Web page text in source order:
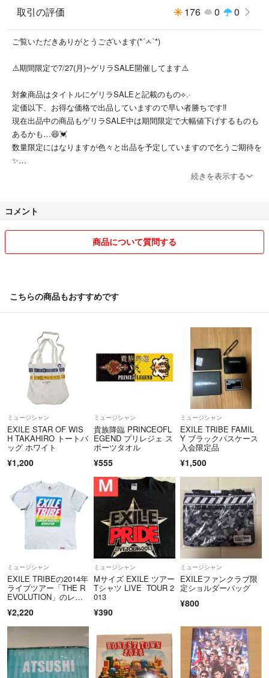
加減、お使いの端末により見え方が実物と多少異なってしまう事もありま
す。ご理解願います。
※他アプリ等でも出品しているので、売切れ次第削除しております
他にも色々出品してます。
#ℝ𝕀𝕄𝔸'sshop
#ℝ𝕀𝕄𝔸'sshopグッズ ←で検索してみてください‎𖤐 ̖́-
#EXILE #LIVE #ソロツアー
鑑賞 保管 コレクション
#ツアーグッズ #ライブ #ライブグッズ
#推し活 #推し #推しグッズ
#メンプロ #LDH #居酒屋えぐざいる #縁日
取引の評価 176 0 0
ご覧いただきありがとうございます(*´ㅅ`*)
⚠️期間限定で7/27(月)~ゲリラSALE開催してます⚠️
対象商品はタイトルにゲリラSALEと記載のもの⟡.·
定価以下、お得な価格で出品していますので早い者勝ちです‼️
現在出品中の商品もゲリラSALE中は期間限定で大幅値下げするものも
あるかも…😆💓
数量限定にはなりますが色々と出品を予定していますので乞うご期待を
✨️
他アプリ等でもお取引実績1000件以上あり
安心してお取引が出来るよう心がけております✩.*˚
送となります。
簡易包装とさせていただきます🙇‍♀️
衣類等で厚みがあり発送サイズがギリギリのものは圧縮して発送する事
もあります。ご了承ください。
素人による保管、梱包になりますので神経質な方はご遠慮いただきます
ようお願いいたします。
USED品に関しましてはご理解の上でご購入をお願いいたしますm(_ _)
m
3Nでお願いします。
どうぞよろしくお願いいたしますm(*_ _)m
続きを表示する
コメント
商品について質問する
こちらの商品もおすすめです
ミュージシャン
EXILE STAR OF WIS
H TAKAHIRO トートバ
ッグ ホワイト
¥1,200
ミュージシャン
貴族降臨 PRINCEOFL
EGEND プリレジェ ス
ポーツタオル
¥555
ミュージシャン
EXILE TRIBE FAMIL
Y ブラックパスケース
入会限定品
¥1,500
ミュージシャン
EXILE TRIBEの2014年
ライブツアー「THE R
EVOLUTION」のレイ
¥2,220
ミュージシャン
Mサイズ EXILE ツアー
Tシャツ LIVE TOUR 2
013
¥390
ミュージシャン
EXILEファンクラブ限
定ショルダーバッグ
¥800